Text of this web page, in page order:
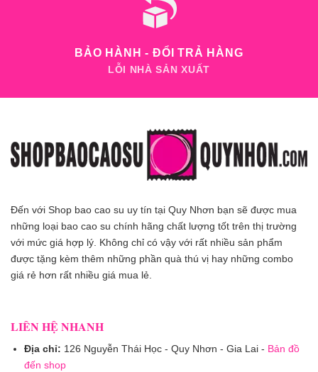
BẢO HÀNH - ĐỔI TRẢ HÀNG
LỖI NHÀ SẢN XUẤT
Đến với Shop bao cao su uy tín tại Quy Nhơn bạn sẽ được mua
những loại bao cao su chính hãng chất lượng tốt trên thị trường
với mức giá hợp lý. Không chỉ có vậy với rất nhiều sản phẩm
được tặng kèm thêm những phần quà thú vị hay những combo
giá rẻ hơn rất nhiều giá mua lẻ.
LIÊN HỆ NHANH
Địa chỉ: 126 Nguyễn Thái Học - Quy Nhơn - Gia Lai - Bản đồ
đến shop